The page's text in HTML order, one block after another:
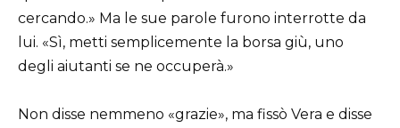
cercando.» Ma le sue parole furono interrotte da
lui. «Sì, metti semplicemente la borsa giù, uno
degli aiutanti se ne occuperà.»
Non disse nemmeno «grazie», ma fissò Vera e disse